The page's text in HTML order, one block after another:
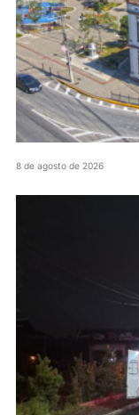
8 de agosto de 2026